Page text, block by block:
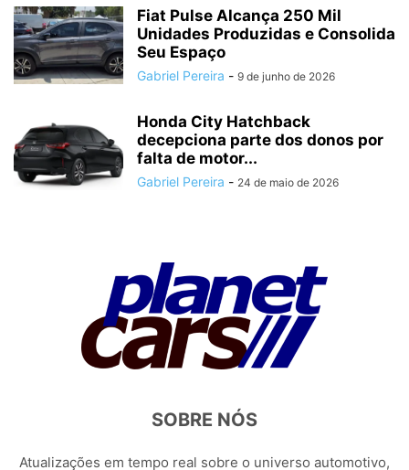
Fiat Pulse Alcança 250 Mil
Unidades Produzidas e Consolida
Seu Espaço
Gabriel Pereira - 9 de junho de 2026
Honda City Hatchback
decepciona parte dos donos por
falta de motor...
Gabriel Pereira - 24 de maio de 2026
SOBRE NÓS
Atualizações em tempo real sobre o universo automotivo,